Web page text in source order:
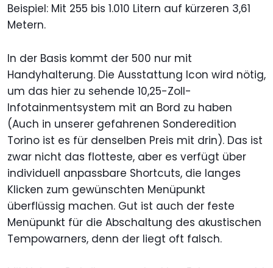
Beispiel: Mit 255 bis 1.010 Litern auf kürzeren 3,61
Metern.
In der Basis kommt der 500 nur mit
Handyhalterung. Die Ausstattung Icon wird nötig,
um das hier zu sehende 10,25-Zoll-
Infotainmentsystem mit an Bord zu haben
(Auch in unserer gefahrenen Sonderedition
Torino ist es für denselben Preis mit drin). Das ist
zwar nicht das flotteste, aber es verfügt über
individuell anpassbare Shortcuts, die langes
Klicken zum gewünschten Menüpunkt
überflüssig machen. Gut ist auch der feste
Menüpunkt für die Abschaltung des akustischen
Tempowarners, denn der liegt oft falsch.